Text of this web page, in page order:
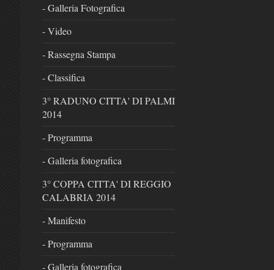
- Galleria Fotografica
- Video
- Rassegna Stampa
- Classifica
3° RADUNO CITTA' DI PALMI
2014
- Programma
- Galleria fotografica
3° COPPA CITTA' DI REGGIO
CALABRIA 2014
- Manifesto
- Programma
- Galleria fotografica